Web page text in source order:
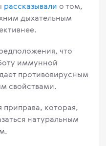
рассказывали о том,
дыхательным
что
иммунной
противовирусным
свойствами.
которая,
натуральным